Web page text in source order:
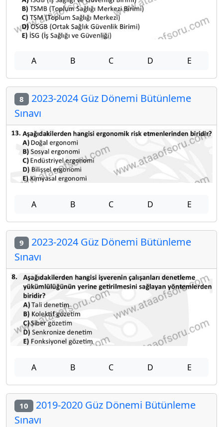
A B C D E
8 2023-2024 Güz Dönemi Bütünleme
Sınavı
A B C D E
9 2023-2024 Güz Dönemi Bütünleme
Sınavı
A B C D E
10 2019-2020 Güz Dönemi Bütünleme
Sınavı